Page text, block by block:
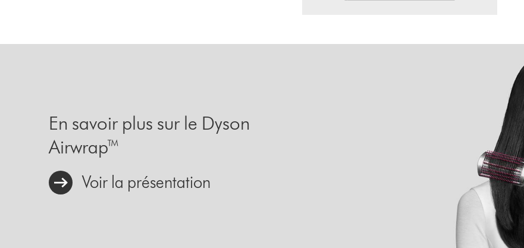
En savoir plus sur le Dyson
Airwrap™
Voir la présentation